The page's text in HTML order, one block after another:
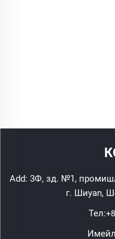
Add: 3Ф, зд. №1,
г. Шиyan,
Тел: